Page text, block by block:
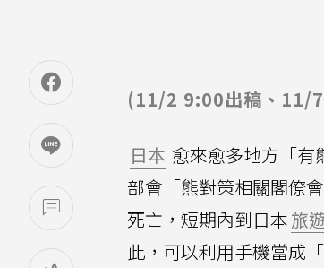
(11/2 9:00出稿、11/7
日本 愈來愈多地方「有
部會「熊對策相關閣僚
死亡，短期內到日本旅
此，可以利用手機當成